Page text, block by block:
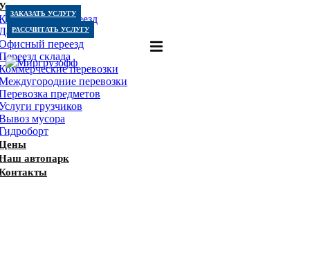
переезд
переезд
переезд
склада
перевозки
перевозки
предметов
грузчиков
мусора
автопарк
ЗАКАЗАТЬ УСЛУГУ
РАССЧИТАТЬ УСЛУГУ